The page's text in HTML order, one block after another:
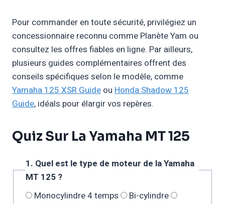
Pour commander en toute sécurité, privilégiez un
concessionnaire reconnu comme Planète Yam ou
consultez les offres fiables en ligne. Par ailleurs,
plusieurs guides complémentaires offrent des
conseils spécifiques selon le modèle, comme
Yamaha 125 XSR Guide ou Honda Shadow 125
Guide, idéals pour élargir vos repères.
Quiz Sur La Yamaha MT 125
1. Quel est le type de moteur de la Yamaha
MT 125 ?
Monocylindre 4 temps
Bi-cylindre